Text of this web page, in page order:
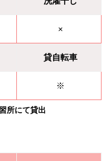
×
貸自転車
※
にて貸出